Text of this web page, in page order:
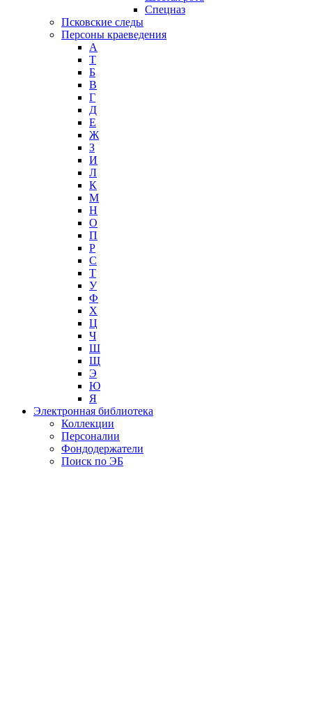
Спецназ
Псковские следы
Персоны краеведения
А
T
Б
В
Г
Д
Е
Ж
З
И
Л
К
М
Н
О
П
Р
С
Т
У
Ф
Х
Ц
Ч
Ш
Щ
Э
Ю
Я
Электронная библиотека
Коллекции
Персоналии
Фондодержатели
Поиск по ЭБ